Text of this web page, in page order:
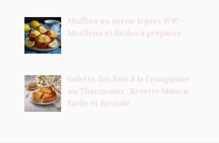
Muffins au citron légers WW –
Moelleux et faciles à préparer
Galette des Rois à la Frangipane
au Thermomix : Recette Maison
Facile et Réussie